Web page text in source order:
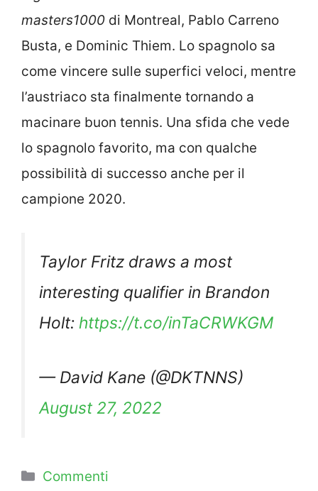
masters1000 di Montreal, Pablo Carreno
Busta, e Dominic Thiem. Lo spagnolo sa
come vincere sulle superfici veloci, mentre
l’austriaco sta finalmente tornando a
macinare buon tennis. Una sfida che vede
lo spagnolo favorito, ma con qualche
possibilità di successo anche per il
campione 2020.
Taylor Fritz draws a most
interesting qualifier in Brandon
Holt: https://t.co/inTaCRWKGM
— David Kane (@DKTNNS)
August 27, 2022
Categorie
Commenti